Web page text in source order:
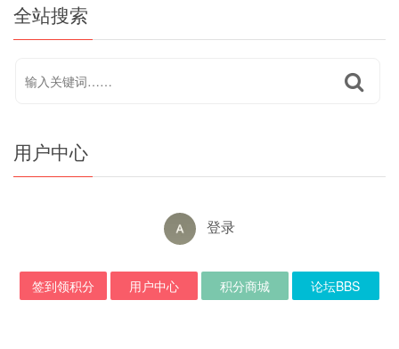
全站搜索
用户中心
登录
签到领积分 用户中心 积分商城 论坛BBS